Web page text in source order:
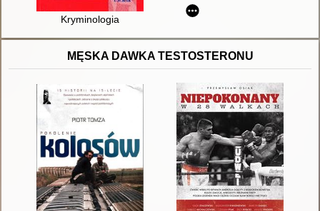
Kryminologia
MĘSKA DAWKA TESTOSTERONU